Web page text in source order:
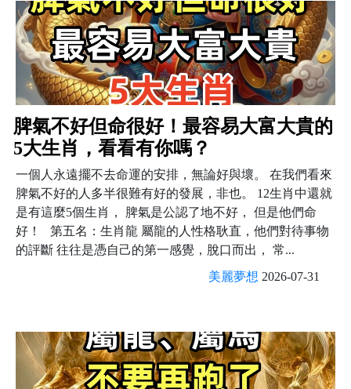
脾氣不好但命很好！最容易大富大貴的
5大生肖，看看有你嗎？
一個人永遠擺不去命運的安排，無論好與壞。 在我們看來
脾氣不好的人多半很難有好的發展，非也。 12生肖中還就
是有這麼5個生肖， 脾氣是公認了地不好， 但是他們命
好！ 第五名：生肖龍 屬龍的人性格耿直，他們對待事物
的評斷 往往是憑自己的第一感覺，脫口而出， 常...
美麗夢想 2026-07-31